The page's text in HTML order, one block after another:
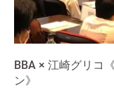
BBA × 江崎グリコ
ン》